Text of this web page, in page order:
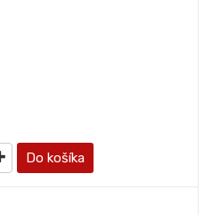
Do košíka